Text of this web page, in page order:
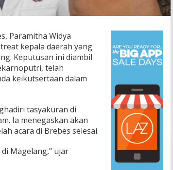
Paramitha Widya
kepala daerah yang
Keputusan ini diambil
telah
keikutsertaan dalam
tasyakuran di
Ia menegaskan akan
acara di Brebes selesai.
Magelang,” ujar